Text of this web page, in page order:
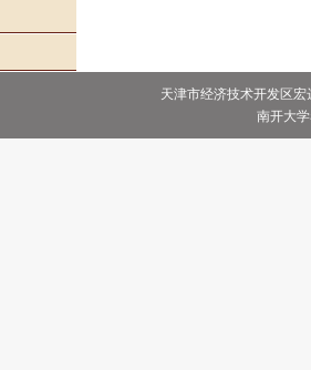
天津市经济技术开发区宏
南开大